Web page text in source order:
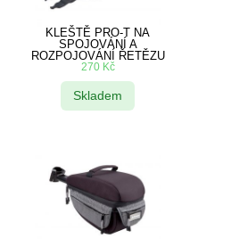
KLEŠTĚ PRO-T NA
SPOJOVÁNÍ A
ROZPOJOVÁNÍ ŘETĚZU
270 Kč
Skladem